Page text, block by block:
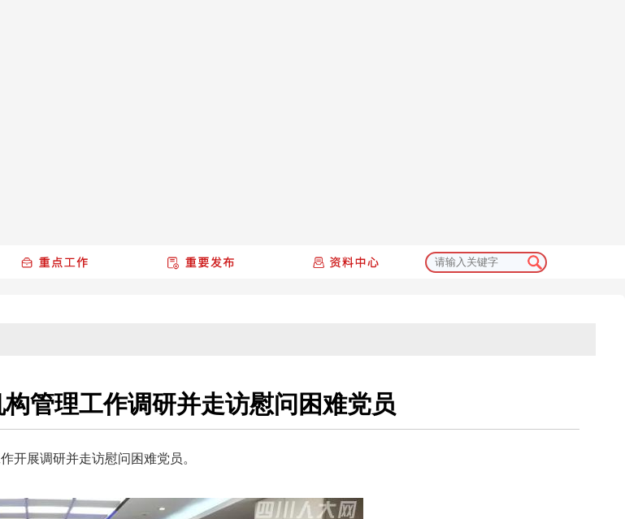
管理工作调研并走访慰问困难党员
展调研并走访慰问困难党员。